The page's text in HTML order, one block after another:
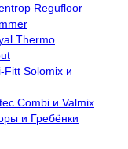
Regufloor
Thermo
Fitt Solomix и
Combi и Valmix
и Гребёнки